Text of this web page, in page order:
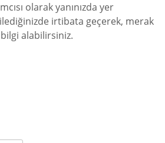
olarak yanınızda yer
irtibata geçerek, merak
alabilirsiniz.